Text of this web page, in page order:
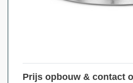
Prijs opbouw & contact